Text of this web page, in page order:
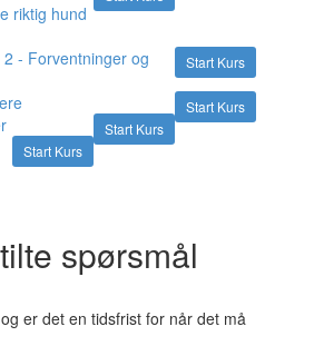
riktig hund
Start Kurs
- Forventninger og
Start Kurs
Start Kurs
Start Kurs
spørsmål
er det en tidsfrist for når det må